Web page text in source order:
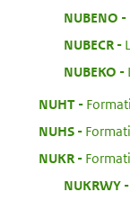
NUBENO
NUBECR:
NUBEKO
NUHT:
NUHS:
NUKR:
NUKRWY: